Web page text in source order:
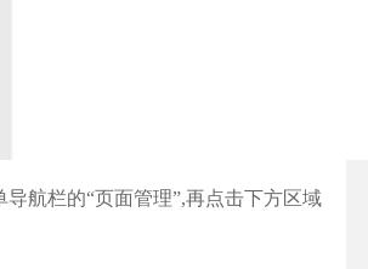
导航栏的“页面管理”,再点击下方区域